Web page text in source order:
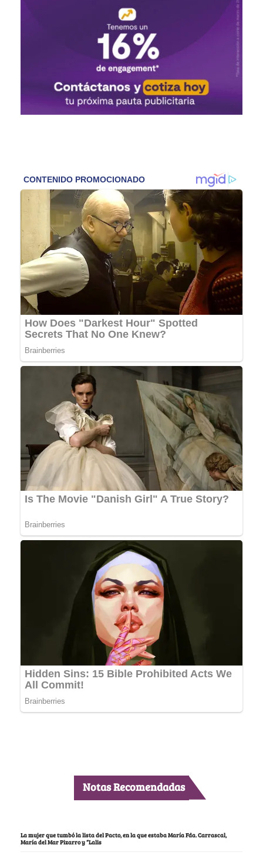
Notas Recomendadas
La mujer que tumbó la lista del Pacto, en la que estaba María Fda. Carrascal,
María del Mar Pizarro y “Lalis